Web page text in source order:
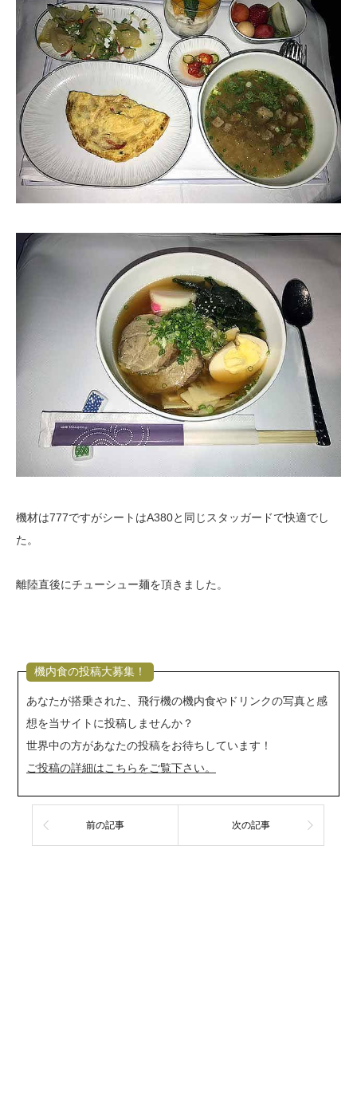
機材は777ですがシートはA380と同じスタッガードで快適でし
た。
離陸直後にチューシュー麺を頂きました。
機内食の投稿大募集！
あなたが搭乗された、飛行機の機内食やドリンクの写真と感
想を当サイトに投稿しませんか？
世界中の方があなたの投稿をお待ちしています！
ご投稿の詳細はこちらをご覧下さい。
前の記事 次の記事